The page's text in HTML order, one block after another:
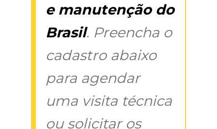
e manutenção do
Brasil. Preencha o
cadastro abaixo
para agendar
uma visita técnica
ou solicitar os